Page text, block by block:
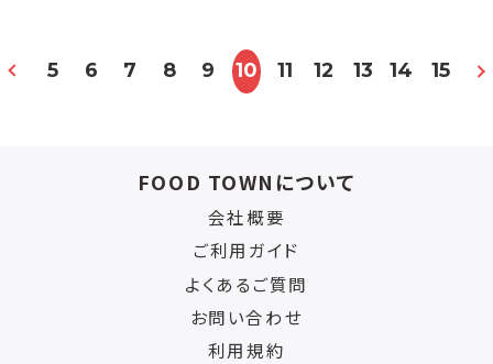
5 6 7 8 9 10 11 12 13 14 15
FOOD TOWNについて
会社概要
ご利用ガイド
よくあるご質問
お問い合わせ
利用規約